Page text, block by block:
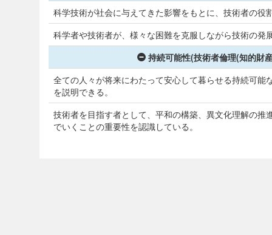
科学技術が社会に与えてきた影響をもとに、技術者の役
科学者や技術者が、様々な困難を克服しながら技術の
持続可能性(技術者倫理(知的財
全ての人々が将来にわたって安心して暮らせる持続可
を説明できる。
技術者を目指す者として、平和の構築、異文化理解の
でいくことの重要性を認識している。